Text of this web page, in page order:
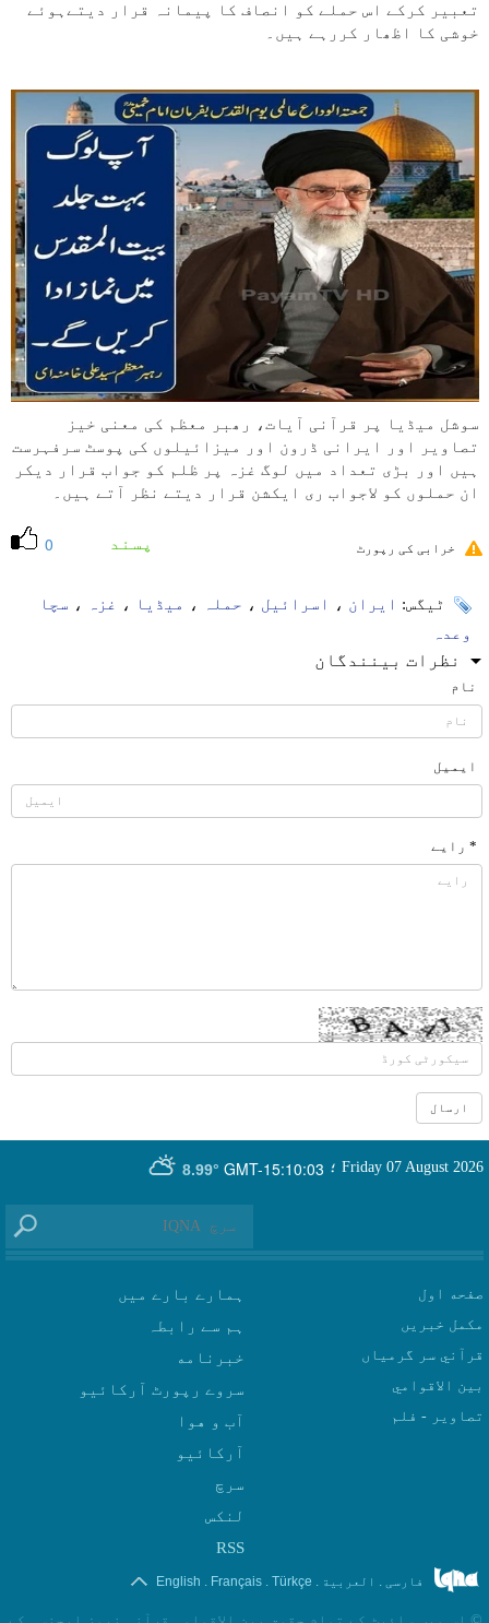
تعبیر کرکے اس حملے کو انصاف کا پیمانہ قرار دیتےہوئے
خوشی کا اظھار کررہے ہیں۔
سوشل میڈیا پر قرآنی آیات، رھبر معظم کی معنی خیز
تصاویر اور ایرانی ڈرون اور میزائیلوں کی پوسٹ سرفہرست
ہیں اور بڑی تعداد میں لوگ غزہ پر ظلم کو جواب قرار دیکر
ان حملوں کو لاجواب ری ایکشن قرار دیتے نظر آتے ہیں۔
0 پسند خرابی کی رپورٹ
ٹیگس: ایران ، اسرائیل ، حملہ ، میڈیا ، غزہ ، سچا
وعدہ
نظرات بینندگان
نام
ایمیل
* رایے
GMT-15:10:03
8.99° Friday 07 August 2026 ؛
صفحه اول
مکمل خبریں
قرآني سر گرمياں
بين الاقوامي
تصاوير - فلم
ہمارے بارے میں
ہم سے رابطہ
سروے رپورٹ آرکائیو
آب و هوا
سرچ
لنکس
RSS
فارسی . العربیة .
Türkçe
.
Français
.
English